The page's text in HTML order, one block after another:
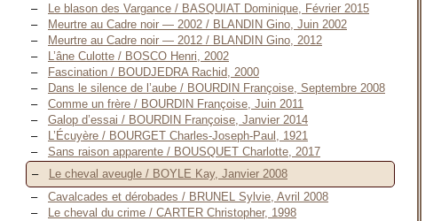
Le blason des Vargance / BASQUIAT Dominique, Février 2015
Meurtre au Cadre noir — 2002 / BLANDIN Gino, Juin 2002
Meurtre au Cadre noir — 2012 / BLANDIN Gino, 2012
L’âne Culotte / BOSCO Henri, 2002
Fascination / BOUDJEDRA Rachid, 2000
Dans le silence de l’aube / BOURDIN Françoise, Septembre 2008
Comme un frère / BOURDIN Françoise, Juin 2011
Galop d’essai / BOURDIN Françoise, Janvier 2014
L’Écuyère / BOURGET Charles-Joseph-Paul, 1921
Sans raison apparente / BOUSQUET Charlotte, 2017
Le cheval aveugle / BOYLE Kay, Janvier 2008
Cavalcades et dérobades / BRUNEL Sylvie, Avril 2008
Le cheval du crime / CARTER Christopher, 1998